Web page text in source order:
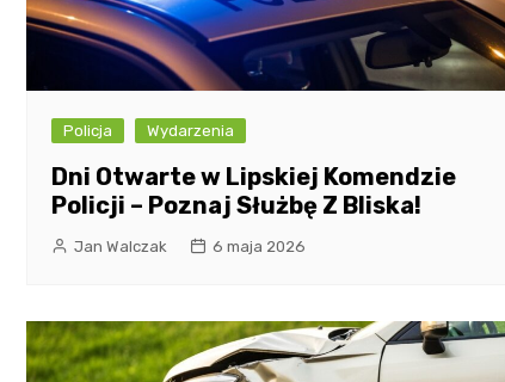
Policja Wydarzenia
Dni Otwarte w Lipskiej Komendzie
Policji – Poznaj Służbę Z Bliska!
Jan Walczak 6 maja 2026